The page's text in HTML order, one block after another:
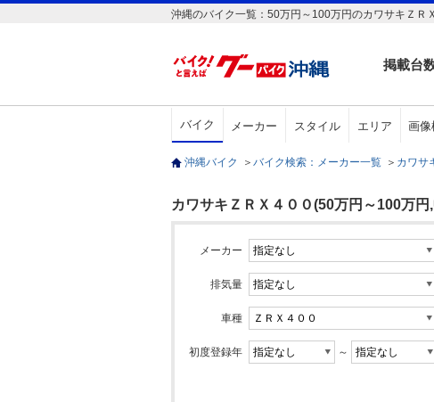
沖縄のバイク一覧：50万円～100万円のカワサキＺＲ
掲載台
バイク メーカー スタイル エリア 画像
沖縄バイク ＞ バイク検索：メーカー一覧 ＞ カワサ
カワサキＺＲＸ４００(50万円～100万円
メーカー
排気量
車種
初度登録年 ～